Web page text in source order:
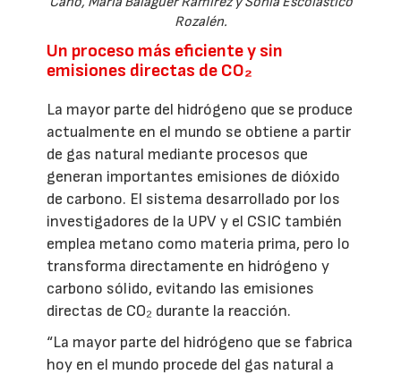
Rozalén.
Un proceso más eficiente y sin
emisiones directas de CO₂
La mayor parte del hidrógeno que se produce
actualmente en el mundo se obtiene a partir
de gas natural mediante procesos que
generan importantes emisiones de dióxido
de carbono. El sistema desarrollado por los
investigadores de la UPV y el CSIC también
emplea metano como materia prima, pero lo
transforma directamente en hidrógeno y
carbono sólido, evitando las emisiones
directas de CO₂ durante la reacción.
“La mayor parte del hidrógeno que se fabrica
hoy en el mundo procede del gas natural a